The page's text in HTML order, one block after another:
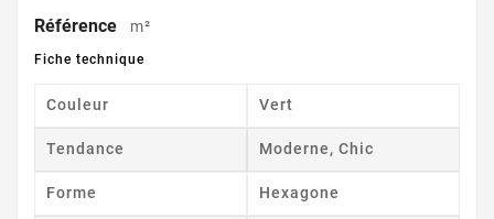
Référence m²
Fiche technique
Couleur Vert
Tendance Moderne, Chic
Forme Hexagone